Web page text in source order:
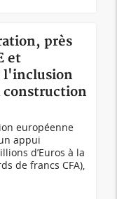
près
et
l'inclusion
construction
européenne
appui
d’Euros à la
de francs CFA),